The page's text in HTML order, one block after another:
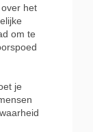
het
om te
je